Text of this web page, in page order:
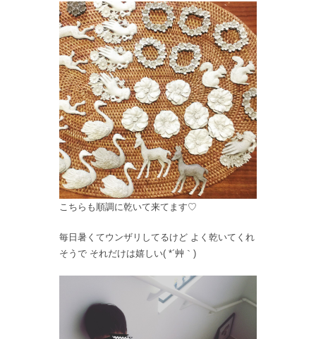
こちらも順調に乾いて来てます♡
毎日暑くてウンザリしてるけど よく乾いてくれ
そうで それだけは嬉しい( *´艸｀)